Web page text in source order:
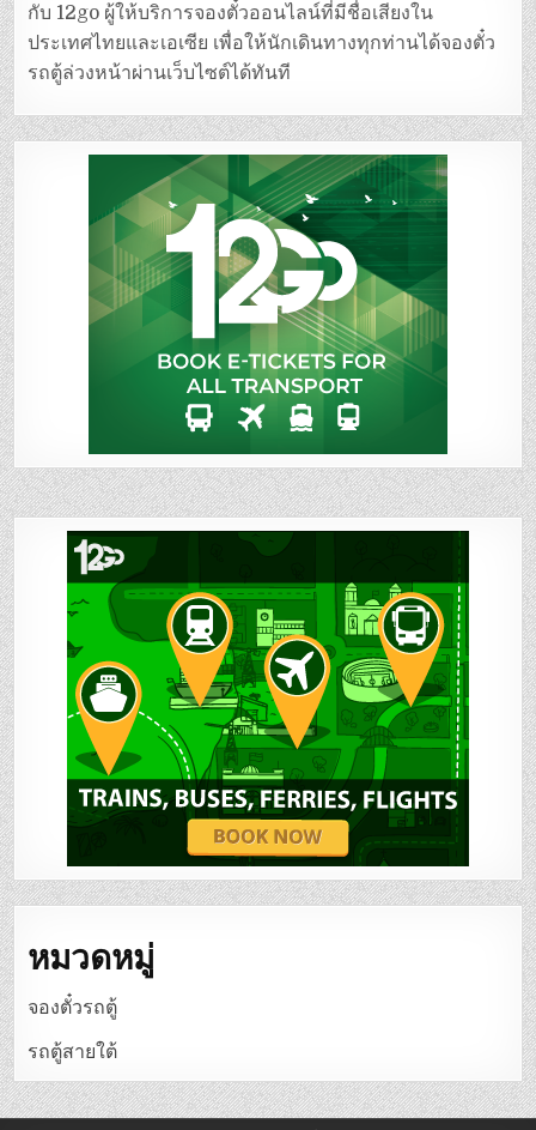
กับ 12go ผู้ให้บริการจองตั๋วออนไลน์ที่มีชื่อเสียงใน
ประเทศไทยและเอเซีย เพื่อให้นักเดินทางทุกท่านได้จองตั๋ว
รถตู้ล่วงหน้าผ่านเว็บไซต์ได้ทันที
หมวดหมู่
จองตั๋วรถตู้
รถตู้สายใต้